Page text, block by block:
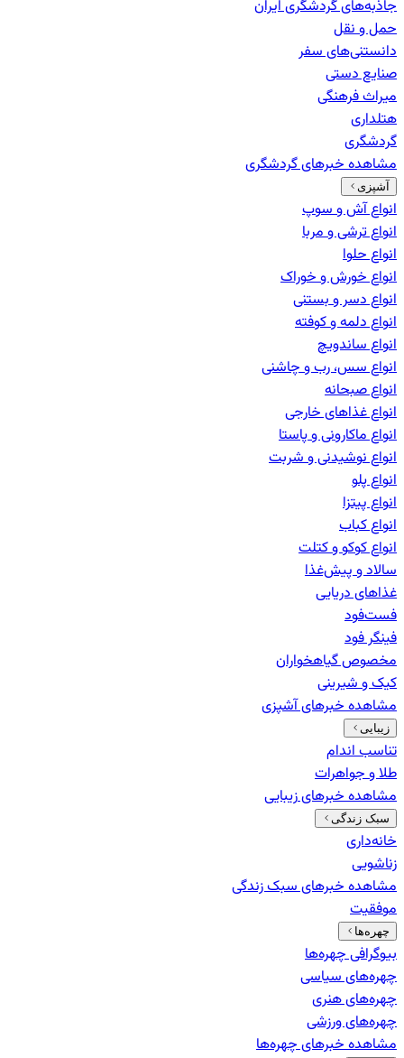
جاذبه‌های گردشگری ایران
حمل و نقل
دانستنی‌های سفر
صنایع دستی
میراث فرهنگی
هتلداری
گردشگری
مشاهده خبرهایگردشگری
آشپزی
انواع آش و سوپ
انواع ترشی و مربا
انواع حلوا
انواع خورش و خوراک
انواع دسر و بستنی
انواع دلمه و کوفته
انواع ساندویچ
انواع سس، رب و چاشنی
انواع صبحانه
انواع غذاهای خارجی
انواع ماکارونی و پاستا
انواع نوشیدنی و شربت
انواع پلو
انواع پیتزا
انواع کباب
انواع کوکو و کتلت
سالاد و پیش‌غذا
غذاهای دریایی
فست‌فود
فینگر فود
مخصوص گیاهخواران
کیک و شیرینی
مشاهده خبرهایآشپزی
زیبایی
تناسب اندام
طلا و جواهرات
مشاهده خبرهایزیبایی
سبک زندگی
خانه‌داری
زناشویی
مشاهده خبرهایسبک زندگی
موفقیت
چهره‌ها
بیوگرافی چهره‌ها
چهره‌های سیاسی
چهره‌های هنری
چهره‌های ورزشی
مشاهده خبرهایچهره‌ها